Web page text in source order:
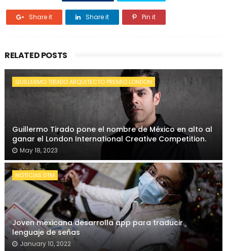
Share it Share it Pin it
RELATED POSTS
GUILLERMO TIRADO ARQUITECTO PREMIO LONDON
Guillermo Tirado pone el nombre de México en alto al
ganar el London International Creative Competition.
May 18, 2023
NOTICIAS DTM
Joven mexicana desarrolla app para traducir
lenguaje de señas
January 10, 2022